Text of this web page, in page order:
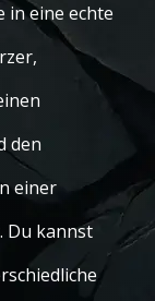
in eine echte
den
einer
Du kannst